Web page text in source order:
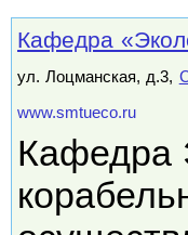
Кафедра
ул. Лоцманская, д.3,
www.smtueco.ru
Кафедра